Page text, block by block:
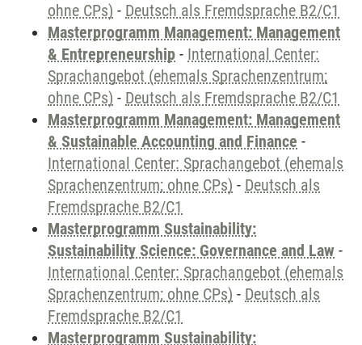
ohne CPs) - Deutsch als Fremdsprache B2/C1
Masterprogramm Management: Management
& Entrepreneurship - International Center:
Sprachangebot (ehemals Sprachenzentrum;
ohne CPs) - Deutsch als Fremdsprache B2/C1
Masterprogramm Management: Management
& Sustainable Accounting and Finance -
International Center: Sprachangebot (ehemals
Sprachenzentrum; ohne CPs) - Deutsch als
Fremdsprache B2/C1
Masterprogramm Sustainability:
Sustainability Science: Governance and Law -
International Center: Sprachangebot (ehemals
Sprachenzentrum; ohne CPs) - Deutsch als
Fremdsprache B2/C1
Masterprogramm Sustainability: